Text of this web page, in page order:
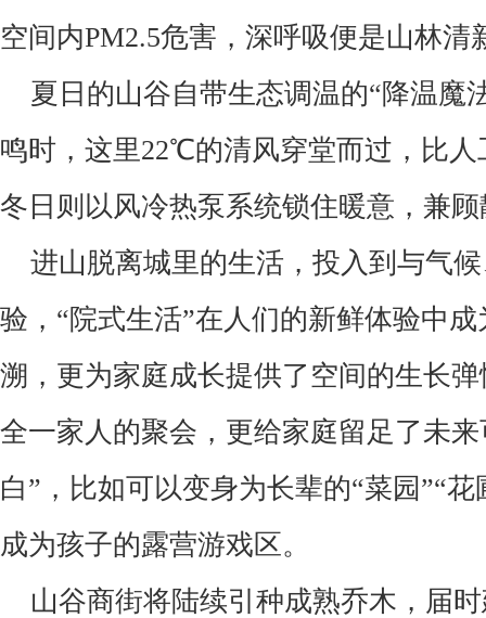
空间内PM2.5危害，深呼吸便是山林清
夏日的山谷自带生态调温的“降温魔
鸣时，这里22℃的清风穿堂而过，比
冬日则以风冷热泵系统锁住暖意，兼
进山脱离城里的生活，投入到与气
验，“院式生活”在人们的新鲜体验中
溯，更为家庭成长提供了空间的生长
全一家人的聚会，更给家庭留足了未
白” ，比如可以变身为长辈的“菜园 ”“花
成为孩子的露营游戏区。
山谷商街将陆续引种成熟乔木，届